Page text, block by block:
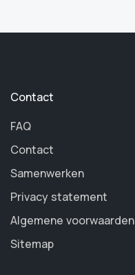
Contact
FAQ
Contact
Samenwerken
Privacy statement
Algemene voorwaarden
Sitemap